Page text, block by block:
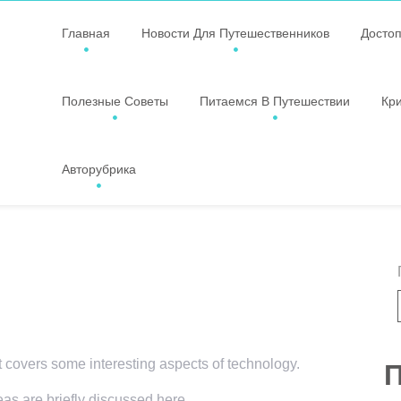
Главная Новости Для Путешественников
Полезные Советы Питаемся В Путешествии
Авторубрика
some interesting aspects of technology.